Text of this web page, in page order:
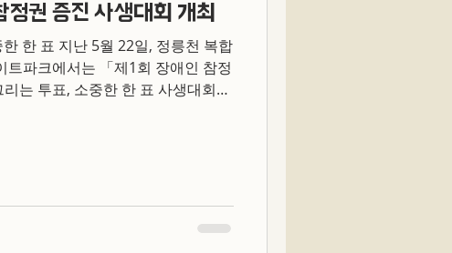
정권 증진 사생대회 개최
한 표 지난 5월 22일, 정릉천 복합
트파크에서는 「제1회 장애인 참정
는 투표, 소중한 한 표 사생대회」
개회식과 함께 시작되었습니다.